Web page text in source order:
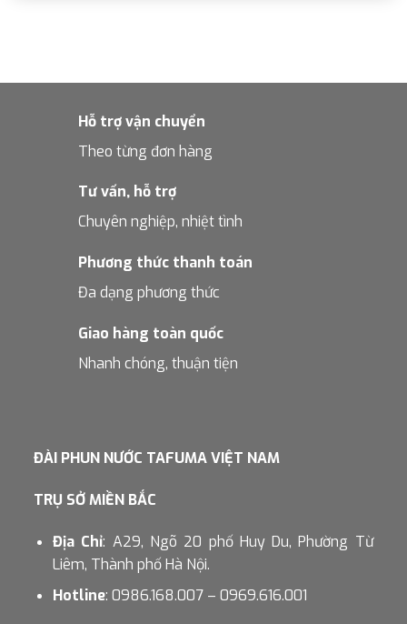
Hỗ trợ vận chuyển
Theo từng đơn hàng
Tư vấn, hỗ trợ
Chuyên nghiệp, nhiệt tình
Phương thức thanh toán
Đa dạng phương thức
Giao hàng toàn quốc
Nhanh chóng, thuận tiện
ĐÀI PHUN NƯỚC TAFUMA VIỆT NAM
TRỤ SỞ MIỀN BẮC
Địa Chỉ: A29, Ngõ 20 phố Huy Du, Phường Từ
Liêm, Thành phố Hà Nội.
Hotline: 0986.168.007 – 0969.616.001